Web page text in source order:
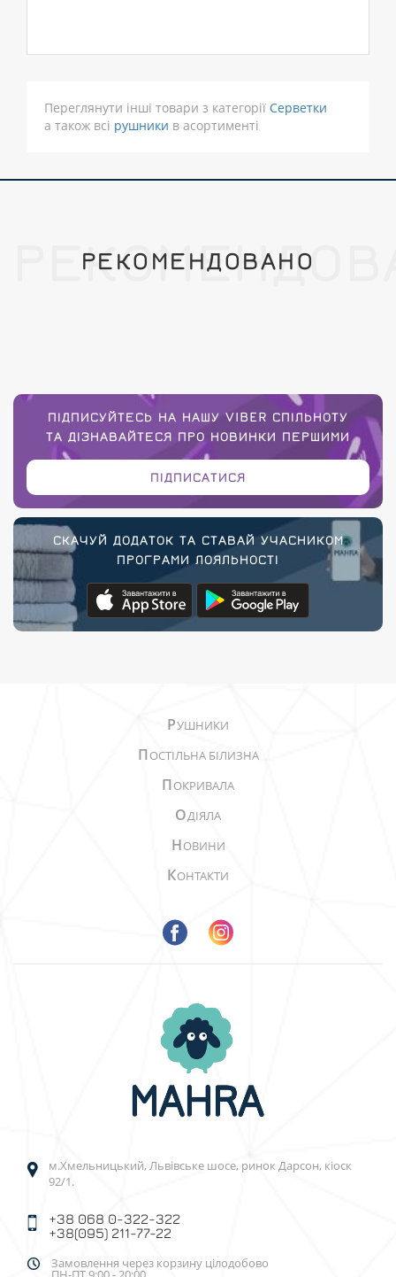
Переглянути інші товари з категорії Серветки
а також всі рушники в асортименті
РЕКОМЕНДОВАНО
ПІДПИСУЙТЕСЬ НА НАШУ VIBER СПІЛЬНОТУ
ТА ДІЗНАВАЙТЕСЯ ПРО НОВИНКИ ПЕРШИМИ
ПІДПИСАТИСЯ
СКАЧУЙ ДОДАТОК ТА СТАВАЙ УЧАСНИКОМ
ПРОГРАМИ ЛОЯЛЬНОСТІ
РУШНИКИ
ПОСТІЛЬНА БІЛИЗНА
ПОКРИВАЛА
ОДІЯЛА
НОВИНИ
КОНТАКТИ
м.Хмельницький, Львівське шосе, ринок Дарсон, кіоск
92/1.
+38 068 0-322-322
+38(095) 211-77-22
Замовлення через корзину цілодобово